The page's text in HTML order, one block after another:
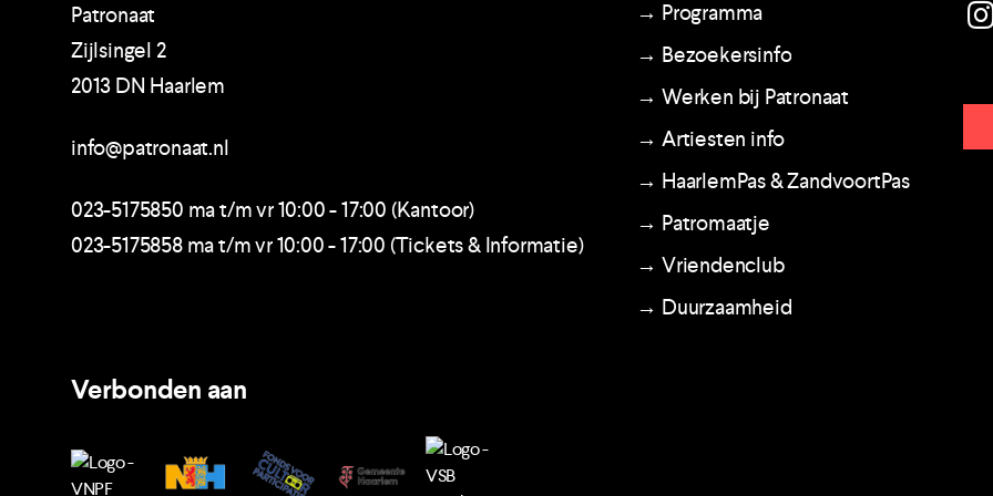
Patronaat
Zijlsingel 2
2013 DN Haarlem
info@patronaat.nl
023-5175850 ma t/m vr 10:00 - 17:00 (Kantoor)
023-5175858 ma t/m vr 10:00 - 17:00 (Tickets & Informatie)
→ Programma
→ Bezoekersinfo
→ Werken bij Patronaat
→ Artiesten info
→ HaarlemPas & ZandvoortPas
→ Patromaatje
→ Vriendenclub
→ Duurzaamheid
Verbonden aan